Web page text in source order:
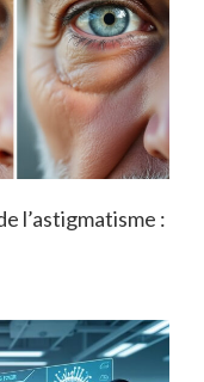
l’astigmatisme :